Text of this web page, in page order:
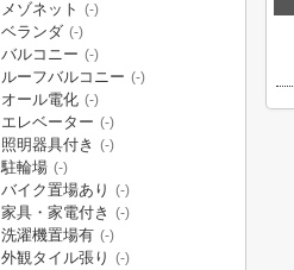
メゾネット (-)
ベランダ (-)
バルコニー (-)
ルーフバルコニー (-)
オール電化 (-)
エレベーター (-)
照明器具付き (-)
駐輪場 (-)
バイク置場あり (-)
家具・家電付き (-)
洗濯機置場有 (-)
外観タイル張り (-)